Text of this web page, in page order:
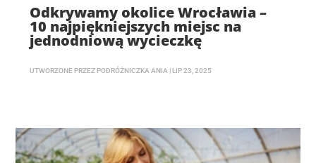
Odkrywamy okolice Wrocławia –
10 najpiękniejszych miejsc na
jednodniową wycieczkę
UTWORZONE PRZEZ PODRÓŻNICZKA ANIA LIP 23, 2025